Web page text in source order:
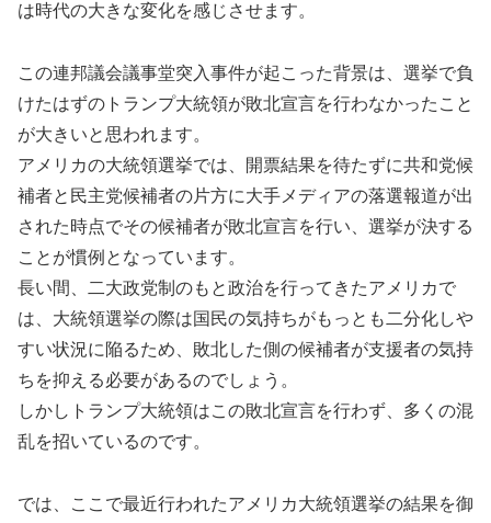
は時代の大きな変化を感じさせます。
この連邦議会議事堂突入事件が起こった背景は、選挙で負
けたはずのトランプ大統領が敗北宣言を行わなかったこと
が大きいと思われます。
アメリカの大統領選挙では、開票結果を待たずに共和党候
補者と民主党候補者の片方に大手メディアの落選報道が出
された時点でその候補者が敗北宣言を行い、選挙が決する
ことが慣例となっています。
長い間、二大政党制のもと政治を行ってきたアメリカで
は、大統領選挙の際は国民の気持ちがもっとも二分化しや
すい状況に陥るため、敗北した側の候補者が支援者の気持
ちを抑える必要があるのでしょう。
しかしトランプ大統領はこの敗北宣言を行わず、多くの混
乱を招いているのです。
では、ここで最近行われたアメリカ大統領選挙の結果を御